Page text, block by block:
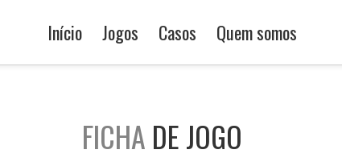
Início Jogos Casos Quem somos
FICHA DE JOGO